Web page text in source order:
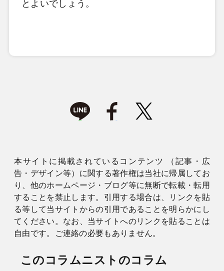
とよいでしょう。
本サイトに掲載されているコンテンツ （記事・広
告・デザイン等）に関する著作権は当社に帰属してお
り、他のホームページ・ブログ等に無断で転載・転用
することを禁止します。引用する場合は、リンクを貼
る等して当サイトからの引用であることを明らかにし
てください。なお、当サイトへのリンクを貼ることは
自由です。ご連絡の必要もありません。
このコラムニストのコラム